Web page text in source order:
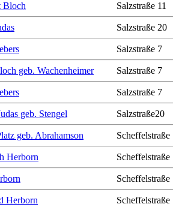
Bloch Salzstraße 11
Salzstraße 20
Salzstraße 7
geb. Wachenheimer Salzstraße 7
Salzstraße 7
geb. Stengel Salzstraße20
geb. Abrahamson Scheffelstraße
Herborn Scheffelstraße
Scheffelstraße
Herborn Scheffelstraße